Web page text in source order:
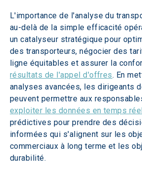
L'importance de l'analyse du
au-delà de la simple efficacité
un catalyseur stratégique pour
des transporteurs, négocier des
ligne équitables et assurer la
résultats de l'appel d'offres. En
analyses avancées, les dirigeants
peuvent permettre aux
exploiter les données en temps
prédictives pour prendre des
informées qui s'alignent sur les
commerciaux à long terme et les
durabilité.